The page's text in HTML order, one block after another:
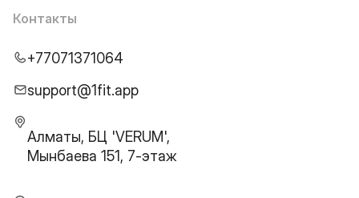
Контакты
+77071371064
support@1fit.app
Алматы, БЦ 'VERUM',
Мынбаева 151, 7-этаж